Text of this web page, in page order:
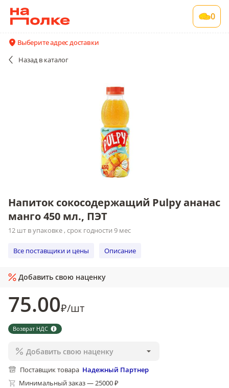
0
Выберите адрес доставки
Назад в каталог
Напиток сокосодержащий Pulpy ананас
манго 450 мл., ПЭТ
Напиток сокосодержащий Pulpy ананас
манго 450 мл., ПЭТ
12 шт в упаковке , срок годности 9 мес
Все поставщики и цены Описание
Добавить свою наценку
75.00₽/шт
Возврат НДС
Добавить свою наценку
Поставщик товара Надежный Партнер
Минимальный заказ — 25000 ₽